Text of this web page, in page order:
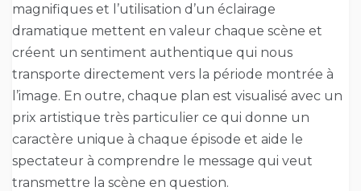
magnifiques et l’utilisation d’un éclairage
dramatique mettent en valeur chaque scène et
créent un sentiment authentique qui nous
transporte directement vers la période montrée à
l’image. En outre, chaque plan est visualisé avec un
prix artistique très particulier ce qui donne un
caractère unique à chaque épisode et aide le
spectateur à comprendre le message qui veut
transmettre la scène en question.